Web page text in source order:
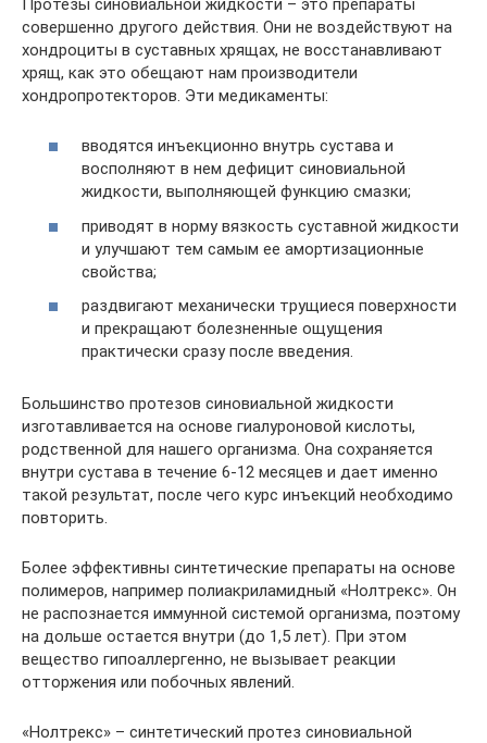
совершенно другого действия. Они не воздействуют на
хондроциты в суставных хрящах, не восстанавливают
хрящ, как это обещают нам производители
хондропротекторов. Эти медикаменты:
вводятся инъекционно внутрь сустава и
восполняют в нем дефицит синовиальной
жидкости, выполняющей функцию смазки;
приводят в норму вязкость суставной жидкости
и улучшают тем самым ее амортизационные
свойства;
раздвигают механически трущиеся поверхности
и прекращают болезненные ощущения
практически сразу после введения.
Большинство протезов синовиальной жидкости
изготавливается на основе гиалуроновой кислоты,
родственной для нашего организма. Она сохраняется
внутри сустава в течение 6-12 месяцев и дает именно
такой результат, после чего курс инъекций необходимо
повторить.
Более эффективны синтетические препараты на основе
полимеров, например полиакриламидный «Нолтрекс». Он
не распознается иммунной системой организма, поэтому
на дольше остается внутри (до 1,5 лет). При этом
вещество гипоаллергенно, не вызывает реакции
отторжения или побочных явлений.
«Нолтрекс» – синтетический протез синовиальной